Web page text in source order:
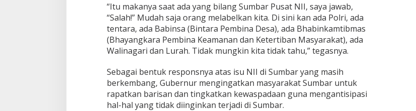
“Itu makanya saat ada yang bilang Sumbar Pusat NII, saya jawab,
“Salah!” Mudah saja orang melabelkan kita. Di sini kan ada Polri, ada
tentara, ada Babinsa (Bintara Pembina Desa), ada Bhabinkamtibmas
(Bhayangkara Pembina Keamanan dan Ketertiban Masyarakat), ada
Walinagari dan Lurah. Tidak mungkin kita tidak tahu,” tegasnya.
Sebagai bentuk responsnya atas isu NII di Sumbar yang masih
berkembang, Gubernur mengingatkan masyarakat Sumbar untuk
rapatkan barisan dan tingkatkan kewaspadaan guna mengantisipasi
hal-hal yang tidak diinginkan terjadi di Sumbar.